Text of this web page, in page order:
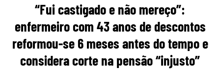
“Fui castigado e não mereço”:
enfermeiro com 43 anos de descontos
reformou-se 6 meses antes do tempo e
considera corte na pensão “injusto”